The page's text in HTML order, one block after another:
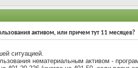
активом, или причем тут 11 месяцев?
ситуацией.
нематериальным активом -